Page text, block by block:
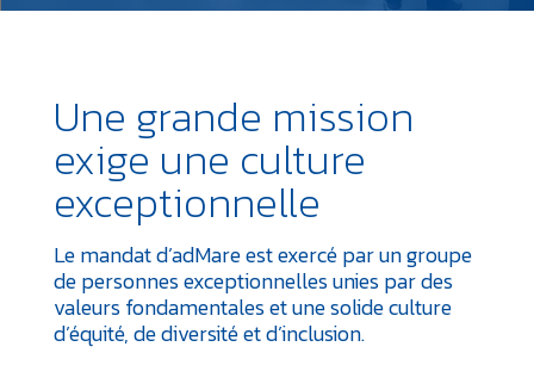
Une grande mission
exige une culture
exceptionnelle
Le mandat d’adMare est exercé par un groupe
de personnes exceptionnelles unies par des
valeurs fondamentales et une solide culture
d’équité, de diversité et d’inclusion.